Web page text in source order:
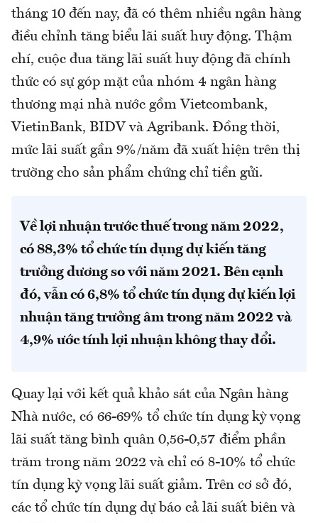
tháng 10 đến nay, đã có thêm nhiều ngân hàng
điều chỉnh tăng biểu lãi suất huy động. Thậm
chí, cuộc đua tăng lãi suất huy động đã chính
thức có sự góp mặt của nhóm 4 ngân hàng
thương mại nhà nước gồm Vietcombank,
VietinBank, BIDV và Agribank. Đồng thời,
mức lãi suất gần 9%/năm đã xuất hiện trên thị
trường cho sản phẩm chứng chỉ tiền gửi.
Về lợi nhuận trước thuế trong năm 2022,
có 88,3% tổ chức tín dụng dự kiến tăng
trưởng dương so với năm 2021. Bên cạnh
đó, vẫn có 6,8% tổ chức tín dụng dự kiến lợi
nhuận tăng trưởng âm trong năm 2022 và
4,9% ước tính lợi nhuận không thay đổi.
Quay lại với kết quả khảo sát của Ngân hàng
Nhà nước, có 66-69% tổ chức tín dụng kỳ vọng
lãi suất tăng bình quân 0,56-0,57 điểm phần
trăm trong năm 2022 và chỉ có 8-10% tổ chức
tín dụng kỳ vọng lãi suất giảm. Trên cơ sở đó,
các tổ chức tín dụng dự báo cả lãi suất biên và